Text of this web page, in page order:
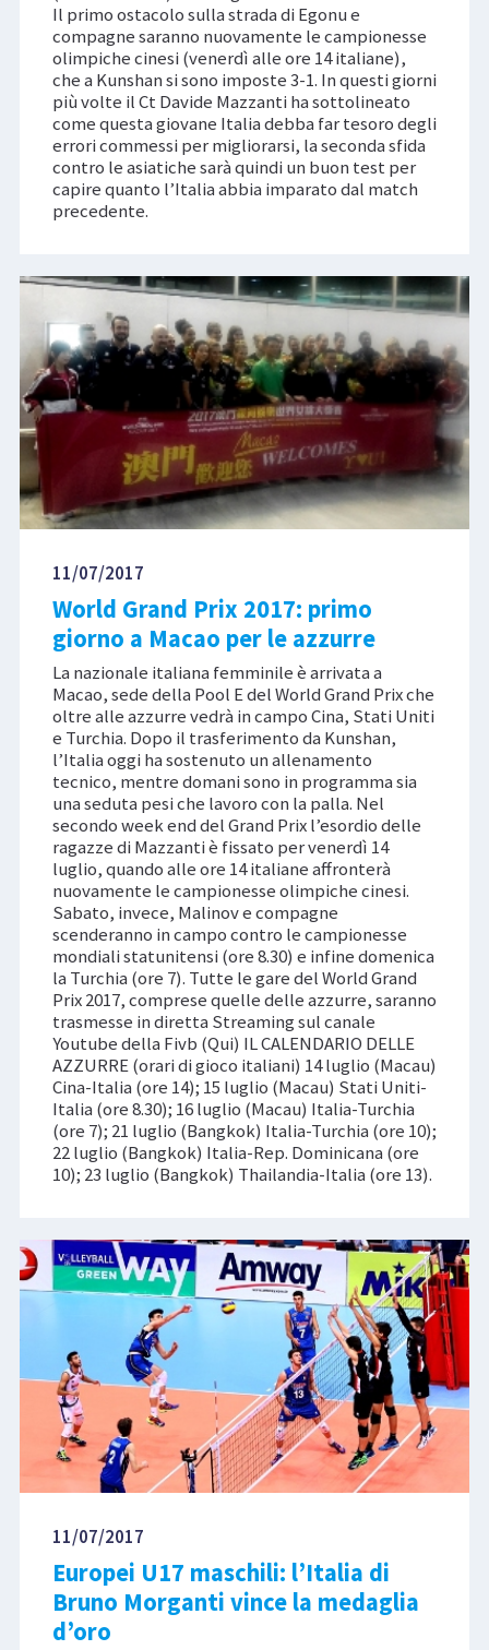
Il primo ostacolo sulla strada di Egonu e
compagne saranno nuovamente le campionesse
olimpiche cinesi (venerdì alle ore 14 italiane),
che a Kunshan si sono imposte 3-1. In questi giorni
più volte il Ct Davide Mazzanti ha sottolineato
come questa giovane Italia debba far tesoro degli
errori commessi per migliorarsi, la seconda sfida
contro le asiatiche sarà quindi un buon test per
capire quanto l’Italia abbia imparato dal match
precedente.
11/07/2017
World Grand Prix 2017: primo
giorno a Macao per le azzurre
La nazionale italiana femminile è arrivata a
Macao, sede della Pool E del World Grand Prix che
oltre alle azzurre vedrà in campo Cina, Stati Uniti
e Turchia. Dopo il trasferimento da Kunshan,
l’Italia oggi ha sostenuto un allenamento
tecnico, mentre domani sono in programma sia
una seduta pesi che lavoro con la palla. Nel
secondo week end del Grand Prix l’esordio delle
ragazze di Mazzanti è fissato per venerdì 14
luglio, quando alle ore 14 italiane affronterà
nuovamente le campionesse olimpiche cinesi.
Sabato, invece, Malinov e compagne
scenderanno in campo contro le campionesse
mondiali statunitensi (ore 8.30) e infine domenica
la Turchia (ore 7). Tutte le gare del World Grand
Prix 2017, comprese quelle delle azzurre, saranno
trasmesse in diretta Streaming sul canale
Youtube della Fivb (Qui) IL CALENDARIO DELLE
AZZURRE (orari di gioco italiani) 14 luglio (Macau)
Cina-Italia (ore 14); 15 luglio (Macau) Stati Uniti-
Italia (ore 8.30); 16 luglio (Macau) Italia-Turchia
(ore 7); 21 luglio (Bangkok) Italia-Turchia (ore 10);
22 luglio (Bangkok) Italia-Rep. Dominicana (ore
10); 23 luglio (Bangkok) Thailandia-Italia (ore 13).
11/07/2017
Europei U17 maschili: l’Italia di
Bruno Morganti vince la medaglia
d’oro